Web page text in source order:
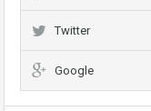
Twitter
Google